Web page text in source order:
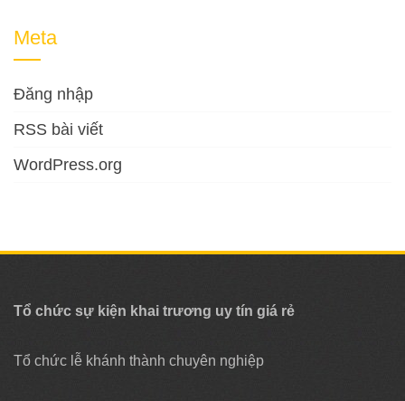
Meta
Đăng nhập
RSS bài viết
WordPress.org
Tổ chức sự kiện khai trương uy tín giá rẻ
Tổ chức lễ khánh thành chuyên nghiệp